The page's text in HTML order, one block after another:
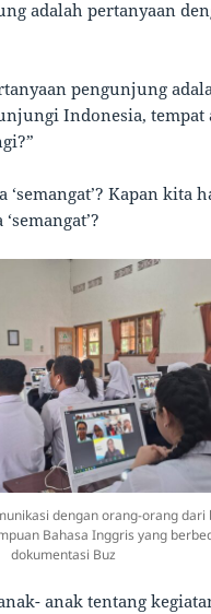
adalah pertanyaan
pengunjung
Indonesia, tempat
‘semangat’? Kapan kita
dengan orang-orang dari
Bahasa Inggris yang
dokumentasi Buz
anak tentang